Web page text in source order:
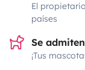
El
países
Se
¡Tus